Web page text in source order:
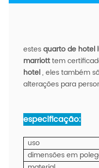
estesquarto de hotel
marriotttem
hotel, eles também
alterações para
especificação:
uso
dimensões em